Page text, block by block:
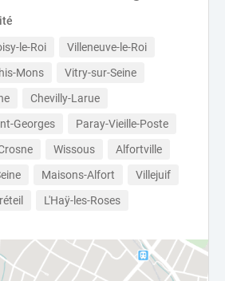
le-Roi
Villeneuve-le-Roi
Mons
Vitry-sur-Seine
Chevilly-Larue
Georges
Paray-Vieille-Poste
Wissous
Alfortville
Maisons-Alfort
Villejuif
L'Haÿ-les-Roses